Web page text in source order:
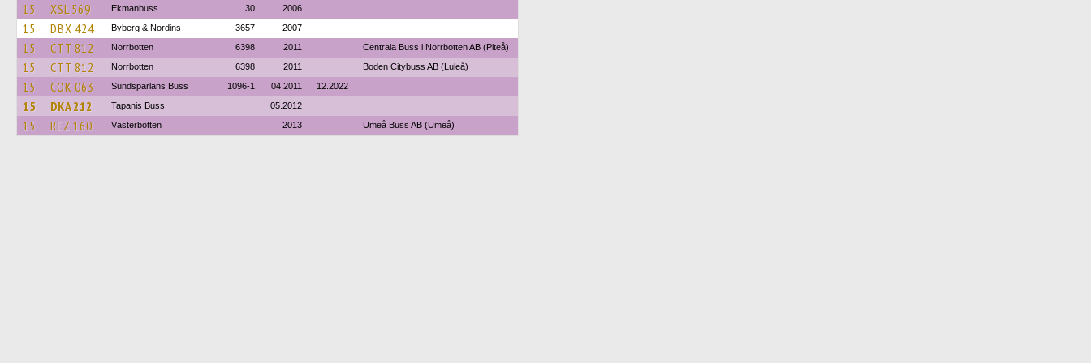
15 XSL 569 Ekmanbuss 30 2006
15 DBX 424 Byberg & Nordins 3657 2007
15 CTT 812 Norrbotten 6398 2011 Centrala Buss i Norrbotten AB (Piteå)
15 CTT 812 Norrbotten 6398 2011 Boden Citybuss AB (Luleå)
15 COK 063 Sundspärlans Buss 1096-1 04.2011 12.2022
15 DKA 212 Tapanis Buss 05.2012
15 REZ 160 Västerbotten 2013 Umeå Buss AB (Umeå)